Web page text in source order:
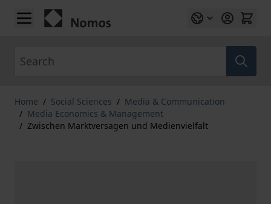
Skip to Content
Home / Social Sciences / Media & Communication
/ Media Economics & Management
/ Zwischen Marktversagen und Medienvielfalt